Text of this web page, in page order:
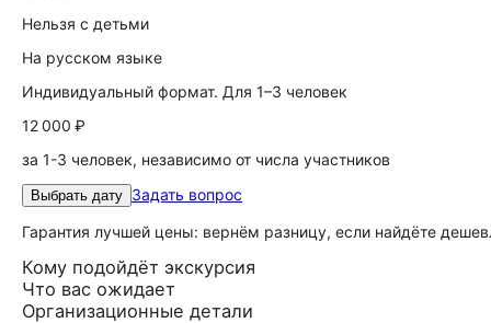
Нельзя с детьми
На русском языке
Индивидуальный формат. Для 1–3 человек
12 000 ₽
за 1-3 человек, независимо от числа участников
Выбрать дату Задать вопрос
Гарантия лучшей цены: вернём разницу, если найдёте
Кому подойдёт экскурсия
Что вас ожидает
Организационные детали